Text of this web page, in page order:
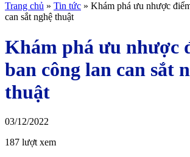
Trang chủ » Tin tức » Khám phá ưu nhược
can sắt nghệ thuật
Khám phá ưu nhược
ban công lan can sắt
thuật
03/12/2022
187 lượt xem